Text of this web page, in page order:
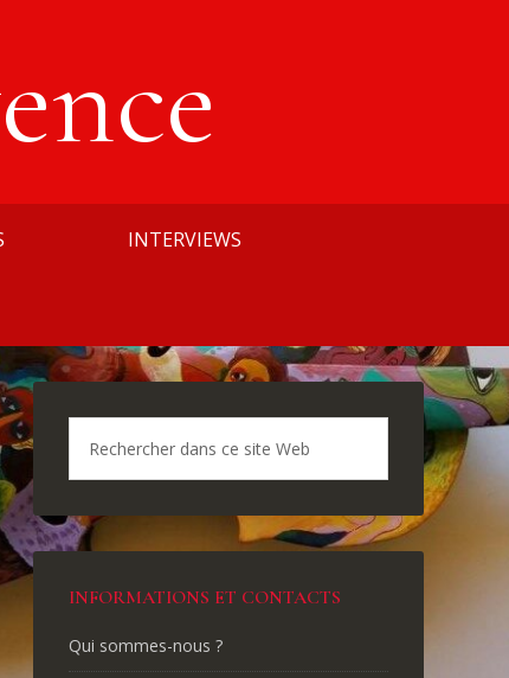
INTERVIEWS
INFORMATIONS ET CONTACTS
Qui sommes-nous ?